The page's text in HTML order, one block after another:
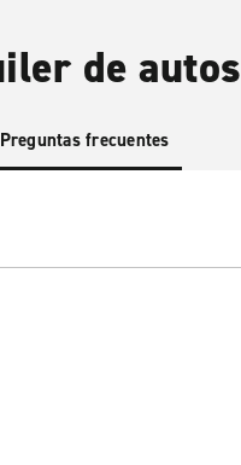
de autos
Preguntas frecuentes